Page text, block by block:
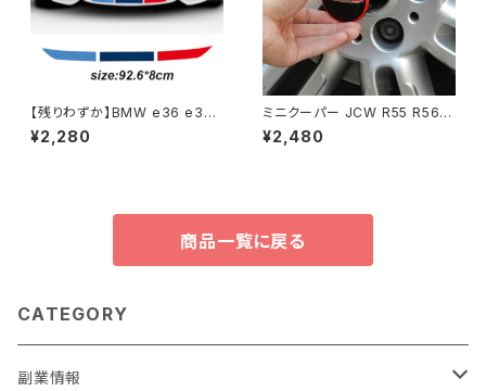
【残りわずか】BMW e36 e39
e46 e60 e61 e64 e70 e71
e85 e87 e90 e83 f10 f20 f
¥2,280
ミニクーパー JCW R55 R56 R
57 R58 R59 R60 R61 F54 F
55 F56 F57 F60用 車のホイ
¥2,480
商品一覧に戻る
CATEGORY
副業情報